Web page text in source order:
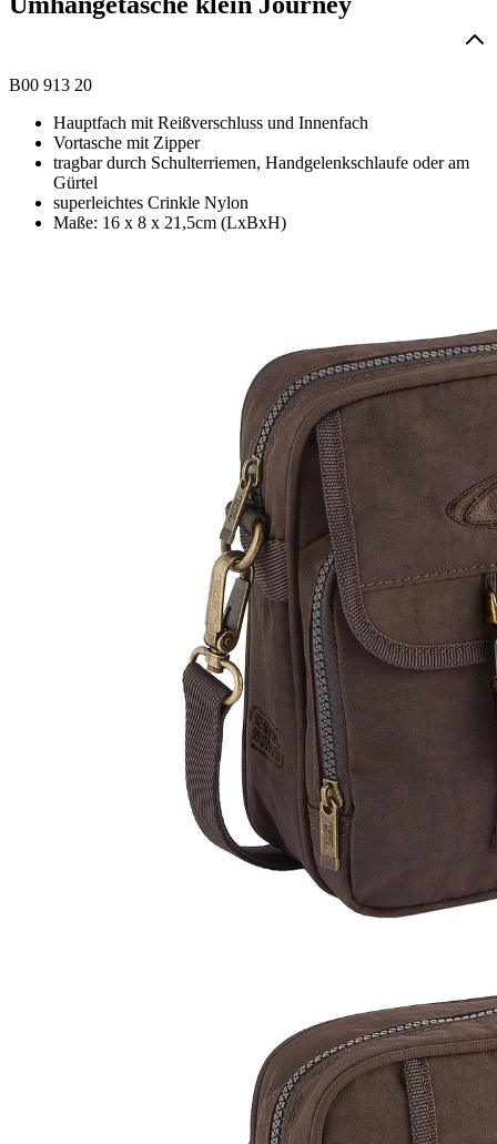
B00 913 20
Hauptfach mit Reißverschluss und Innenfach
Vortasche mit Zipper
tragbar durch Schulterriemen, Handgelenkschlaufe oder am
Gürtel
superleichtes Crinkle Nylon
Maße: 16 x 8 x 21,5cm (LxBxH)